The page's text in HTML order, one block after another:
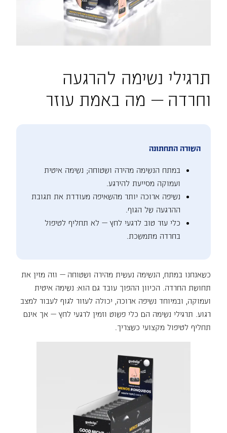
תרגילי נשימה להרגעה
וחרדה — מה באמת עוזר
השורה התחתונה
במתח הנשימה מהירה ושטוחה; נשימה איטית
ועמוקה מסייעת להירגע.
נשיפה ארוכה יותר מהשאיפה מעודדת את תגובת
ההרגעה של הגוף.
כלי עזר טוב לרגעי לחץ — לא תחליף לטיפול
בחרדה מתמשכת.
כשאנחנו במתח, הנשימה נעשית מהירה ושטוחה — וזה מזין את
תחושת החרדה. הכיוון ההפוך עובד גם הוא: נשימה איטית
ועמוקה, ובמיוחד נשיפה ארוכה, יכולה לעזור לגוף לעבור למצב
רגוע. תרגילי נשימה הם כלי פשוט וזמין לרגעי לחץ — אך אינם
תחליף לטיפול מקצועי כשצריך.